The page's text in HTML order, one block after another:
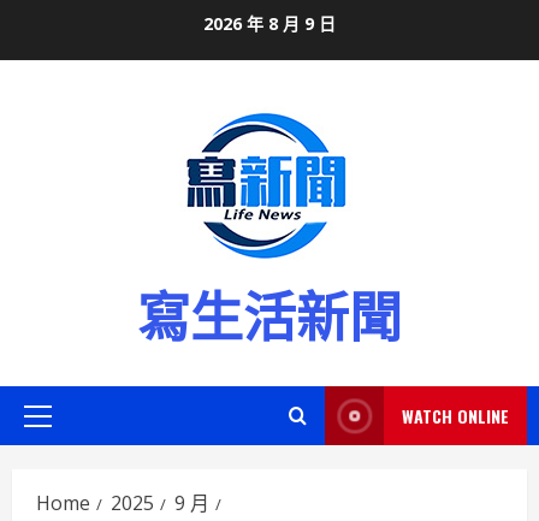
2026 年 8 月 9 日
寫生活新聞
Primary
WATCH ONLINE
Home 2025
9 月